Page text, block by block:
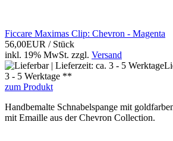
Ficcare Maximas Clip: Chevron - Magenta
56,00EUR / Stück
inkl. 19% MwSt. zzgl. Versand
3 - 5 Werktage **
zum Produkt
Handbemalte Schnabelspange mit
mit Emaille aus der Chevron Collection.